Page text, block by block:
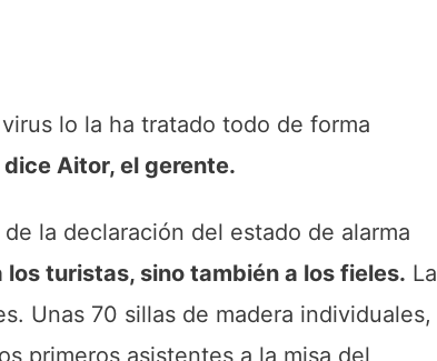
lo la ha tratado todo de forma
Aitor, el gerente.
la declaración del estado de alarma
los turistas, sino también a los fieles. La
Unas 70 sillas de madera individuales,
primeros asistentes a la misa del